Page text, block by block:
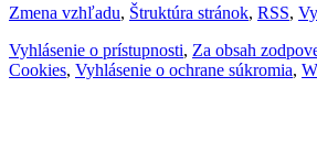
Zmena vzhľadu, Štruktúra stránok, RSS,
Vyhlásenie o prístupnosti, Za obsah
Cookies, Vyhlásenie o ochrane súkromia,